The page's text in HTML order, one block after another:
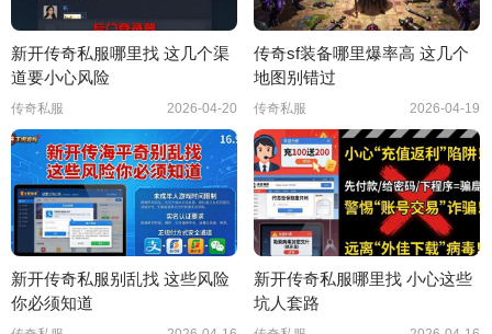
新开传奇私服哪里找 这几个渠
道要小心风险
传奇私服 2026-04-20
传奇sf装备哪里爆率高 这几个
地图别错过
传奇私服 2026-04-19
新开传奇私服别乱找 这些风险
你必须知道
新开传奇私服哪里找 小心这些
坑人套路